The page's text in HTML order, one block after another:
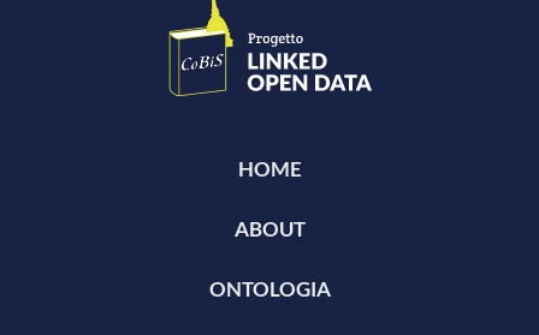
HOME
ABOUT
ONTOLOGIA